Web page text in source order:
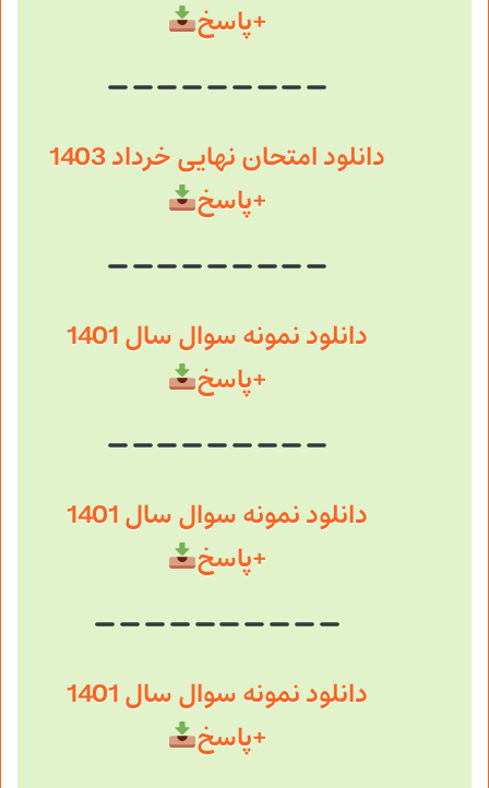
+پاسخ
دانلود امتحان نهایی خرداد 1403
+پاسخ
دانلود نمونه سوال سال 1401
+پاسخ
دانلود نمونه سوال سال 1401
+پاسخ
دانلود نمونه سوال سال 1401
+پاسخ